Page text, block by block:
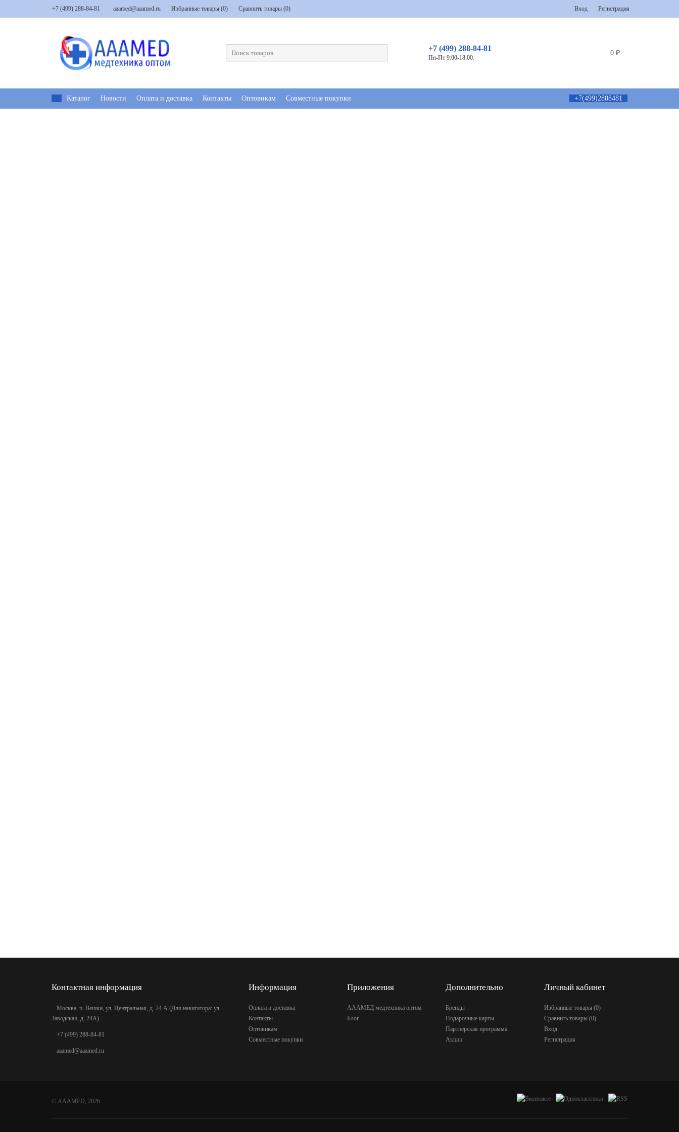
+7 (499) 288-84-81 aaamed@aaamed.ru Избранные товары (0) Сравнить товары (0) Вход Регистрация
+7 (499) 288-84-81
Пн-Пт 9:00-18:00.
0 ₽
Каталог Новости Оплата и доставка Контакты Оптовикам Совместные покупки +7(499)2888481
Контактная информация
Москва, п. Вешки, ул. Центральная, д. 24 А (Для навигатора: ул.
Заводская, д. 24А)
+7 (499) 288-84-81
aaamed@aaamed.ru
Информация
Оплата и доставка
Контакты
Оптовикам
Совместные покупки
Приложения
АААМЕД медтехника оптом
Блог
Дополнительно
Бренды
Подарочные карты
Партнерская программа
Акции
Личный кабинет
Избранные товары (0)
Сравнить товары (0)
Вход
Регистрация
© AAAMED, 2026